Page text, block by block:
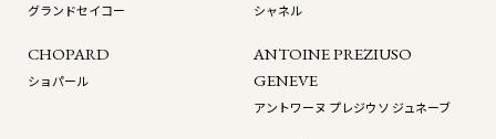
グランドセイコー シャネル
CHOPARD
ショパール
ANTOINE PREZIUSO
GENEVE
アントワーヌ プレジウソ ジュネーブ